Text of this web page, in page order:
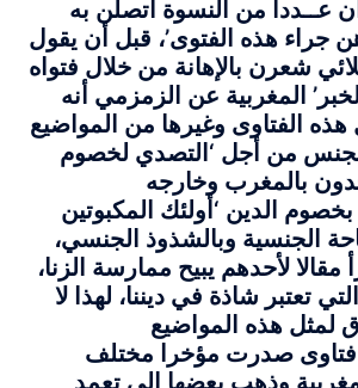
عــددا من النسوة اتصلن به
جراء هذه الفتوى’، قبل أن يقول
المغربية عن الزمزمي أنه
الفتاوى وغيرها من المواضيع
من أجل ‘التصدي لخصوم
الدين ‘أولئك المكبوتين
الجنسية وبالشذوذ الجنسي،
لأحدهم يبيح ممارسة الزنا،
تعتبر شاذة في ديننا، لهذا لا
صدرت مؤخرا مختلف
وذهب بعضها الى تعمد